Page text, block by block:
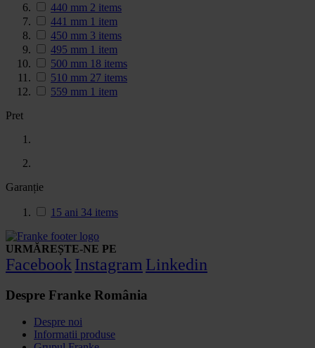
440 mm 2 items
441 mm 1 item
450 mm 3 items
495 mm 1 item
500 mm 18 items
510 mm 27 items
559 mm 1 item
Pret
Garanție
15 ani 34 items
URMĂREȘTE-NE PE
Facebook Instagram Linkedin
Despre Franke România
Despre noi
Informatii produse